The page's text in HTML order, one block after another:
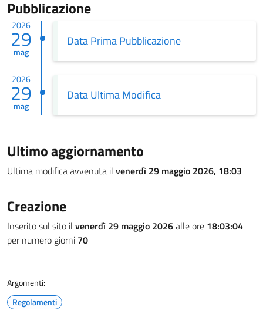
Pubblicazione
2026
29
mag
Data Prima Pubblicazione
2026
29
mag
Data Ultima Modifica
Ultimo aggiornamento
Ultima modifica avvenuta il venerdì 29 maggio 2026, 18:03
Creazione
Inserito sul sito il venerdì 29 maggio 2026alle ore 18:03:04
per numero giorni 70
Argomenti:
Regolamenti